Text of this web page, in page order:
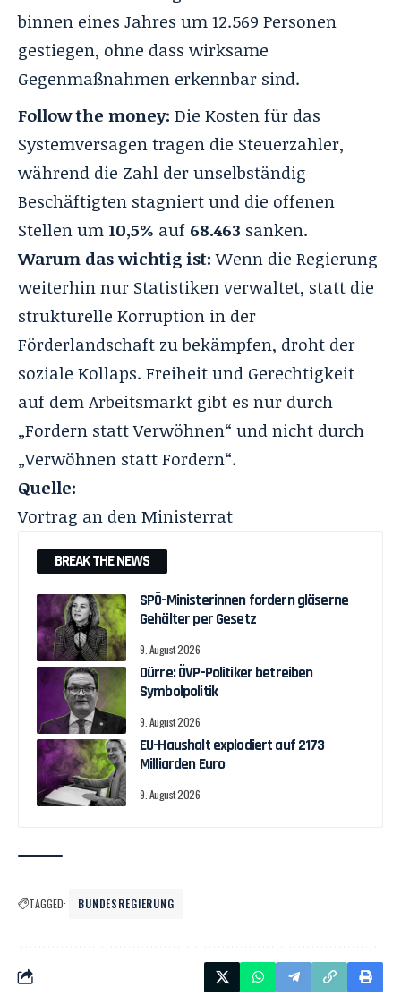
binnen eines Jahres um 12.569 Personen
gestiegen, ohne dass wirksame
Gegenmaßnahmen erkennbar sind.
Follow the money: Die Kosten für das
Systemversagen tragen die Steuerzahler,
während die Zahl der unselbständig
Beschäftigten stagniert und die offenen
Stellen um10,5% auf 68.463 sanken.
Warum das wichtig ist:Wenn die Regierung
weiterhin nur Statistiken verwaltet, statt die
strukturelle Korruption in der
Förderlandschaft zu bekämpfen, droht der
soziale Kollaps. Freiheit und Gerechtigkeit
auf dem Arbeitsmarkt gibt es nur durch
„Fordern statt Verwöhnen“ und nicht durch
„Verwöhnen statt Fordern“.
Quelle:
Vortrag an den Ministerrat
BREAK THE NEWS
SPÖ-Ministerinnen fordern gläserne
Gehälter per Gesetz
9. August 2026
Dürre: ÖVP-Politiker betreiben
Symbolpolitik
9. August 2026
EU-Haushalt explodiert auf 2173
Milliarden Euro
9. August 2026
TAGGED: BUNDESREGIERUNG